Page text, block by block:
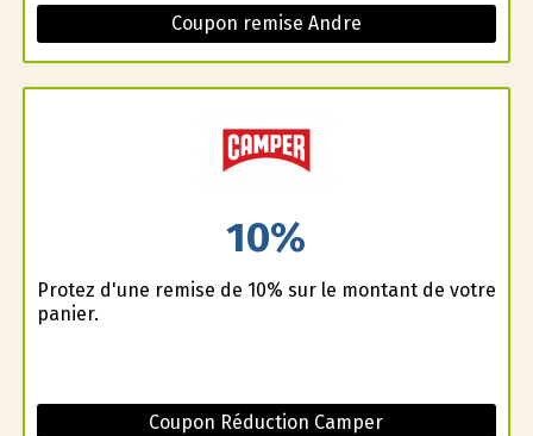
Coupon remise Andre
10%
Profitez d'une remise de 10% sur le montant de votre
panier.
Coupon Réduction Camper